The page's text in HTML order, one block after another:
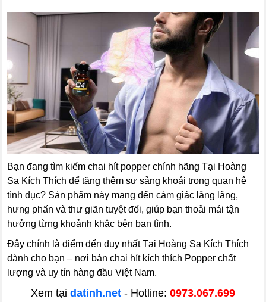
Bạn đang tìm kiếm chai hít popper chính hãng Tại Hoàng
Sa Kích Thích để tăng thêm sự sảng khoái trong quan hệ
tình dục? Sản phẩm này mang đến cảm giác lâng lâng,
hưng phấn và thư giãn tuyệt đối, giúp bạn thoải mái tận
hưởng từng khoảnh khắc bên bạn tình.
Đây chính là điểm đến duy nhất Tại Hoàng Sa Kích Thích
dành cho bạn – nơi bán chai hít kích thích Popper chất
lượng và uy tín hàng đầu Việt Nam.
Xem tại datinh.net - Hotline: 0973.067.699